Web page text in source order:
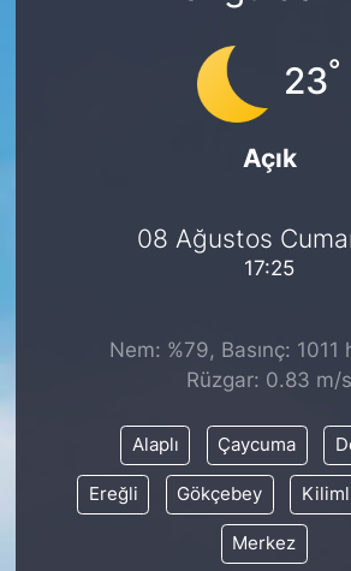
23°
Açık
08 Ağustos
17:25
Nem: %79, Basınç: 1011
Rüzgar: 0.83 m/s
Alaplı Çaycuma
Ereğli Gökçebey
Merkez